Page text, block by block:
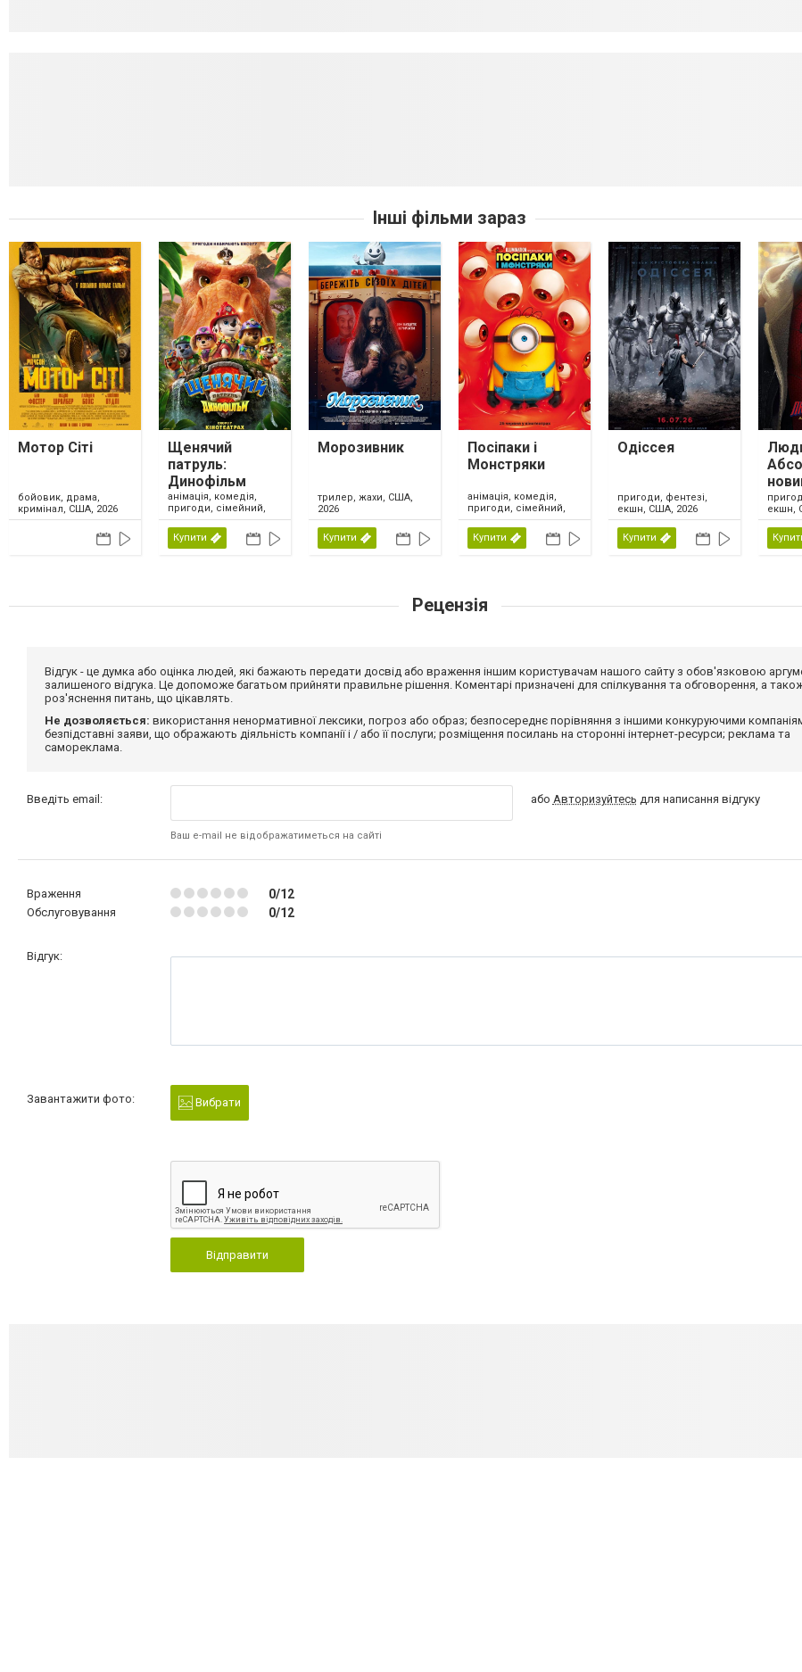
Інші фільми зараз
Мотор Сіті
бойовик, драма,
кримінал, США, 2026
Щенячий
патруль:
Динофільм
анімація, комедія,
пригоди, сімейний,
США, 2026
Купити
Морозивник
трилер, жахи, США,
2026
Купити
Посіпаки і
Монстряки
анімація, комедія,
пригоди, сімейний,
США, 2026
Купити
Одіссея
пригоди, фентезі,
екшн, США, 2026
Купити
екшн,
Рецензія
Відгук - це думка або оцінка людей, які бажають передати досвід або враження іншим користувачам нашого сайту з обов'язковою
залишеного відгука. Це допоможе багатьом прийняти правильне рішення. Коментарі призначені для спілкування та обговорення, а
роз'яснення питань, що цікавлять.
Не дозволяється: використання ненормативної лексики, погроз або образ; безпосереднє порівняння з іншими конкуруючими
безпідставні заяви, що ображають діяльність компанії і / або її послуги; розміщення посилань на сторонні інтернет-ресурси; реклама та
самореклама.
Введіть email:
Ваш e-mail не відображатиметься на сайті
або Авторизуйтесь для написання відгуку
Враження 0/12
Обслуговування 0/12
Відгук:
Завантажити фото: Вибрати
Відправити